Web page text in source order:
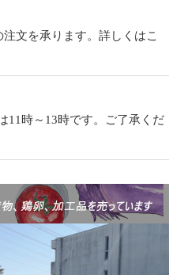
文を承ります。詳しくはこ
11時～13時です。ご了承くだ